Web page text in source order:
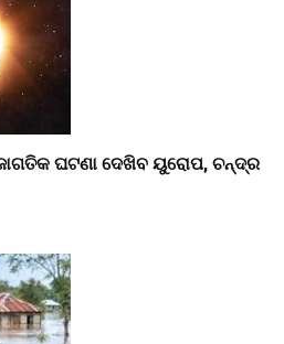
ଘଟଣା ଦେଖିବ ୟୁରୋପ, ଚନ୍ଦ୍ର